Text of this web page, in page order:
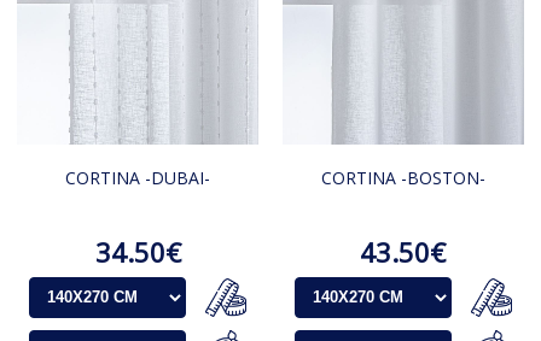
CORTINA -DUBAI-
34.50€
CORTINA -BOSTON-
43.50€